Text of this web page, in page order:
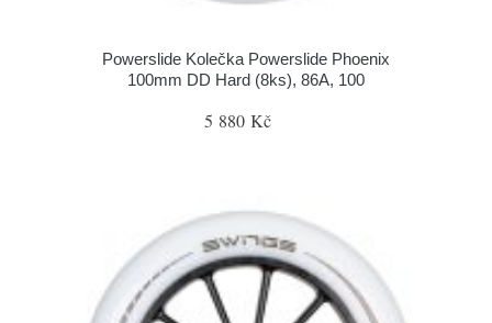
Powerslide Kolečka Powerslide Phoenix
100mm DD Hard (8ks), 86A, 100
5 880 Kč